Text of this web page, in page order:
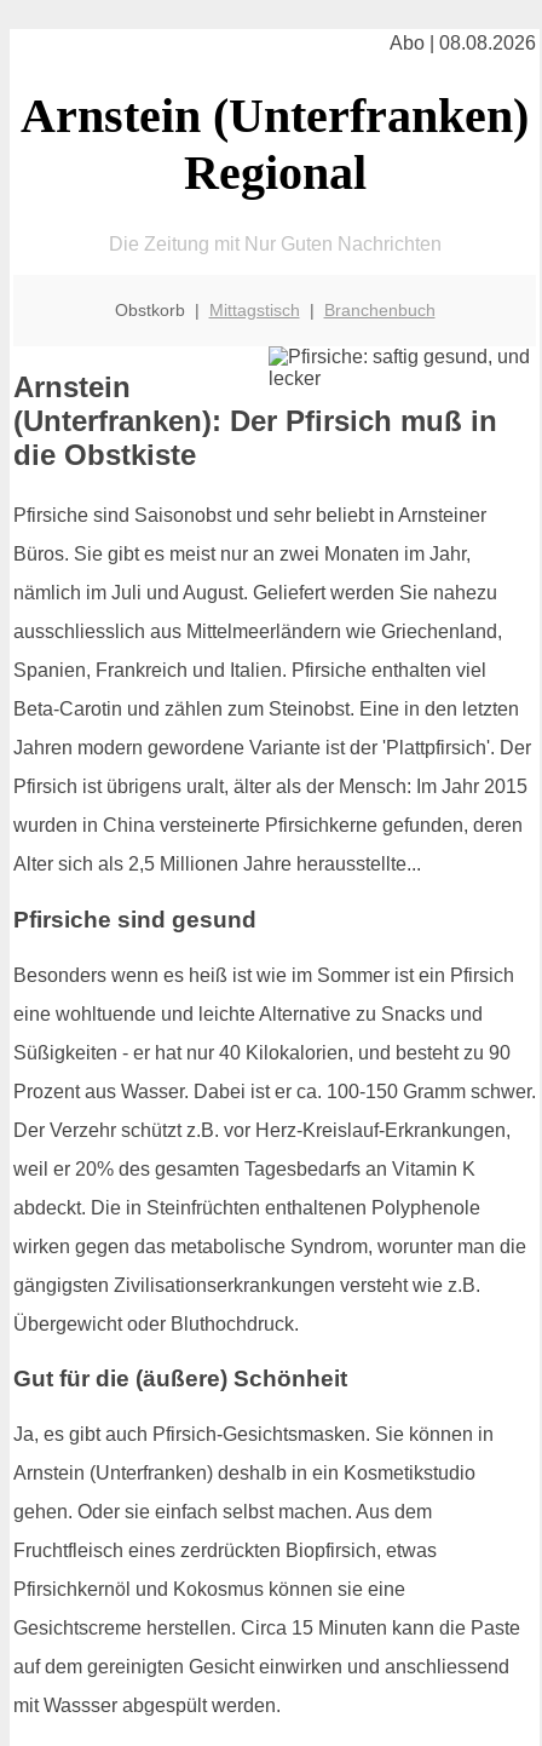
Abo | 08.08.2026
Arnstein (Unterfranken)
Regional
Die Zeitung mit Nur Guten Nachrichten
Obstkorb | Mittagstisch | Branchenbuch
Arnstein
(Unterfranken): Der Pfirsich muß in
die Obstkiste
Pfirsiche sind Saisonobst und sehr beliebt in Arnsteiner
Büros. Sie gibt es meist nur an zwei Monaten im Jahr,
nämlich im Juli und August. Geliefert werden Sie nahezu
ausschliesslich aus Mittelmeerländern wie Griechenland,
Spanien, Frankreich und Italien. Pfirsiche enthalten viel
Beta-Carotin und zählen zum Steinobst. Eine in den letzten
Jahren modern gewordene Variante ist der 'Plattpfirsich'. Der
Pfirsich ist übrigens uralt, älter als der Mensch: Im Jahr 2015
wurden in China versteinerte Pfirsichkerne gefunden, deren
Alter sich als 2,5 Millionen Jahre herausstellte...
Pfirsiche sind gesund
Besonders wenn es heiß ist wie im Sommer ist ein Pfirsich
eine wohltuende und leichte Alternative zu Snacks und
Süßigkeiten - er hat nur 40 Kilokalorien, und besteht zu 90
Prozent aus Wasser. Dabei ist er ca. 100-150 Gramm schwer.
Der Verzehr schützt z.B. vor Herz-Kreislauf-Erkrankungen,
weil er 20% des gesamten Tagesbedarfs an Vitamin K
abdeckt. Die in Steinfrüchten enthaltenen Polyphenole
wirken gegen das metabolische Syndrom, worunter man die
gängigsten Zivilisationserkrankungen versteht wie z.B.
Übergewicht oder Bluthochdruck.
Gut für die (äußere) Schönheit
Ja, es gibt auch Pfirsich-Gesichtsmasken. Sie können in
Arnstein (Unterfranken) deshalb in ein Kosmetikstudio
gehen. Oder sie einfach selbst machen. Aus dem
Fruchtfleisch eines zerdrückten Biopfirsich, etwas
Pfirsichkernöl und Kokosmus können sie eine
Gesichtscreme herstellen. Circa 15 Minuten kann die Paste
auf dem gereinigten Gesicht einwirken und anschliessend
mit Wassser abgespült werden.